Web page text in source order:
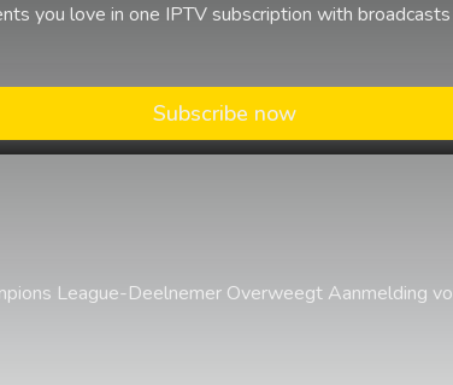
you love in one IPTV subscription with
Subscribe now